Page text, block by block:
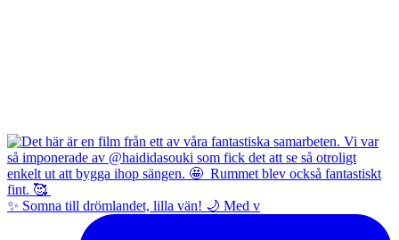
✨ Somna till drömlandet, lilla vän! 🌙 Med v